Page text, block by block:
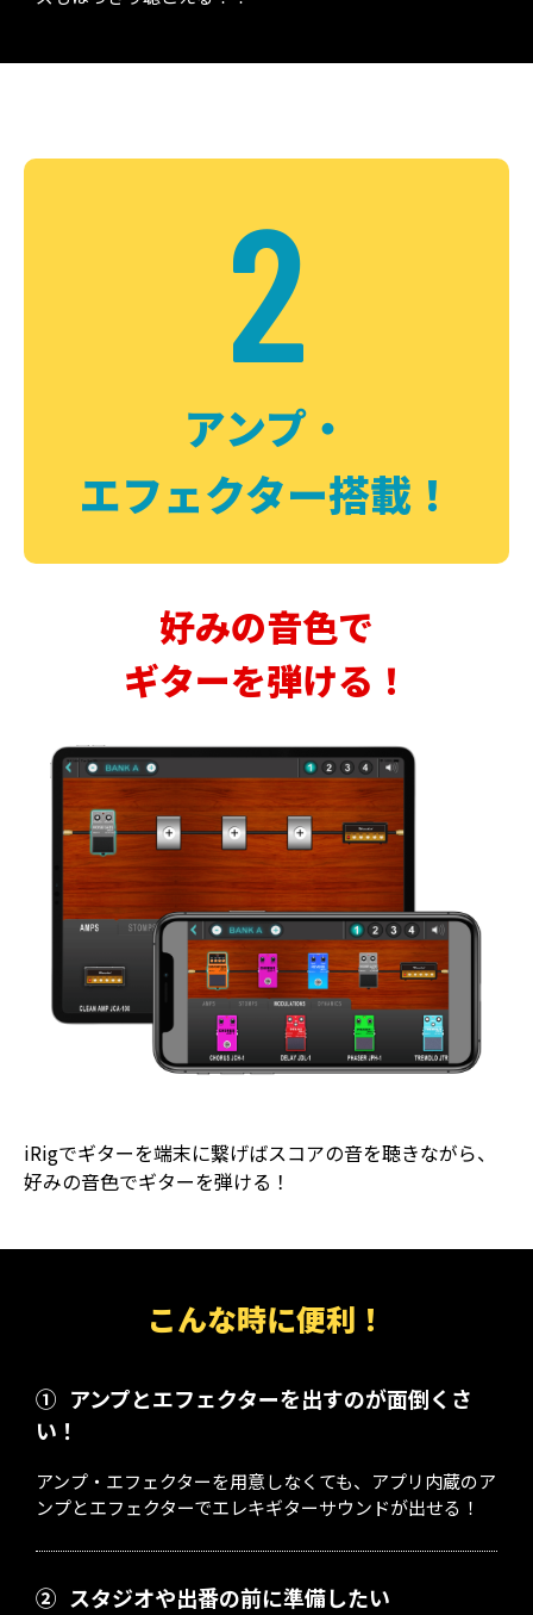
2
アンプ・
エフェクター搭載！
好みの音色で
ギターを弾ける！
iRigでギターを端末に繋げばスコアの音を聴きながら、
好みの音色でギターを弾ける！
こんな時に便利！
① アンプとエフェクターを出すのが面倒くさ
い！
アンプ・エフェクターを用意しなくても、アプリ内蔵のア
ンプとエフェクターでエレキギターサウンドが出せる！
② スタジオや出番の前に準備したい